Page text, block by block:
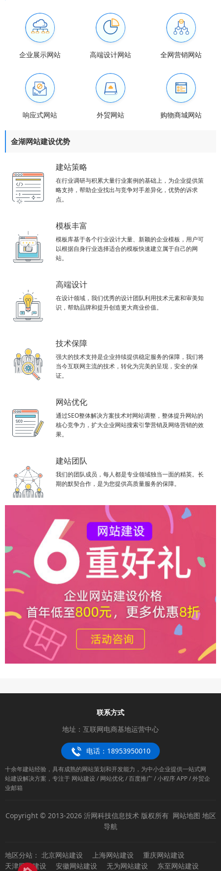
企业展示网站 高端设计网站 全网营销网站
响应式网站 外贸网站 购物商城网站
金湖网站建设优势
建站策略
在行业调研与积累大量行业案例的基础上，为企业提供策
略支持，帮助企业找出与竞争对手差异化，优势的诉求
点。
模板丰富
模板库基于各个行业设计大量、新颖的企业模板，用户可
以根据自身行业选择适合的模板快速建立属于自己的网
站。
高端设计
在设计领域，我们优秀的设计团队利用技术元素和审美知
识，帮助品牌和提升创造更大商业价值。
技术保障
强大的技术支持是企业持续提供稳定服务的保障，我们将
当今互联网主流的技术，转化为完美的呈现，安全的保
证。
网站优化
通过SEO整体解决方案技术对网站调整，整体提升网站的
核心竞争力，扩大企业网站搜索引擎营销及网络营销的效
果。
建站团队
我们的团队成员，每人都是专业领域独当一面的精英。长
期的默契合作，是为您提供高质量服务的保障。
联系方式
地址：互联网电商基地运营中心
电话：18953950010
十余年建站经验，具有成熟的网站策划和开发能力，为中小企业提供一站式网
站建设解决方案，专注于 网站建设 / 网站优化 / 百度推广 / 小程序 APP / 外贸企
业邮箱
Copyright © 2013-2026 沂网科技信息技术 版权所有 网站地图 地区
导航
地区分站： 北京网站建设 上海网站建设
重庆网站建设
天津网站建设
安徽网站建设 无为网站建设 东至网站建设